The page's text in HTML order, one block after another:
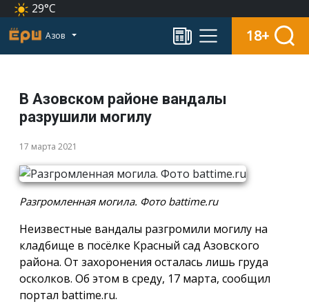
29°C
Азов 18+
В Азовском районе вандалы
разрушили могилу
17 марта 2021
Разгромленная могила. Фото battime.ru
Неизвестные вандалы разгромили могилу на
кладбище в посёлке Красный сад Азовского
района. От захоронения осталась лишь груда
осколков. Об этом в среду, 17 марта, сообщил
портал battime.ru.